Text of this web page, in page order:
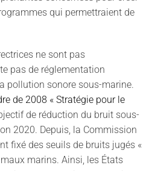
qui permettraient de
ne sont pas
pas de réglementation
pollution sonore sous-marine.
de 2008 « Stratégie pour le
de réduction du bruit sous-
2020. Depuis, la Commission
fixé des seuils de bruits jugés «
marins. Ainsi, les États